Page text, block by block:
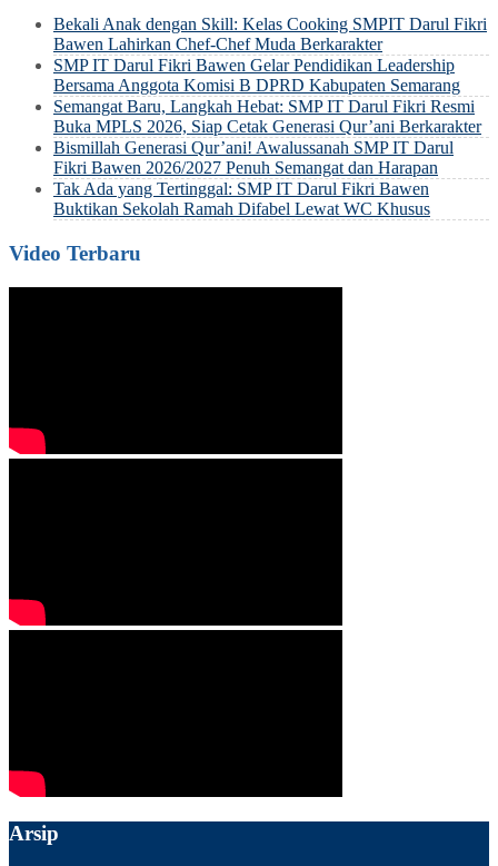
Bekali Anak dengan Skill: Kelas Cooking SMPIT Darul Fikri
Bawen Lahirkan Chef-Chef Muda Berkarakter
SMP IT Darul Fikri Bawen Gelar Pendidikan Leadership
Bersama Anggota Komisi B DPRD Kabupaten Semarang
Semangat Baru, Langkah Hebat: SMP IT Darul Fikri Resmi
Buka MPLS 2026, Siap Cetak Generasi Qur’ani Berkarakter
Bismillah Generasi Qur’ani! Awalussanah SMP IT Darul
Fikri Bawen 2026/2027 Penuh Semangat dan Harapan
Tak Ada yang Tertinggal: SMP IT Darul Fikri Bawen
Buktikan Sekolah Ramah Difabel Lewat WC Khusus
Video Terbaru
Arsip